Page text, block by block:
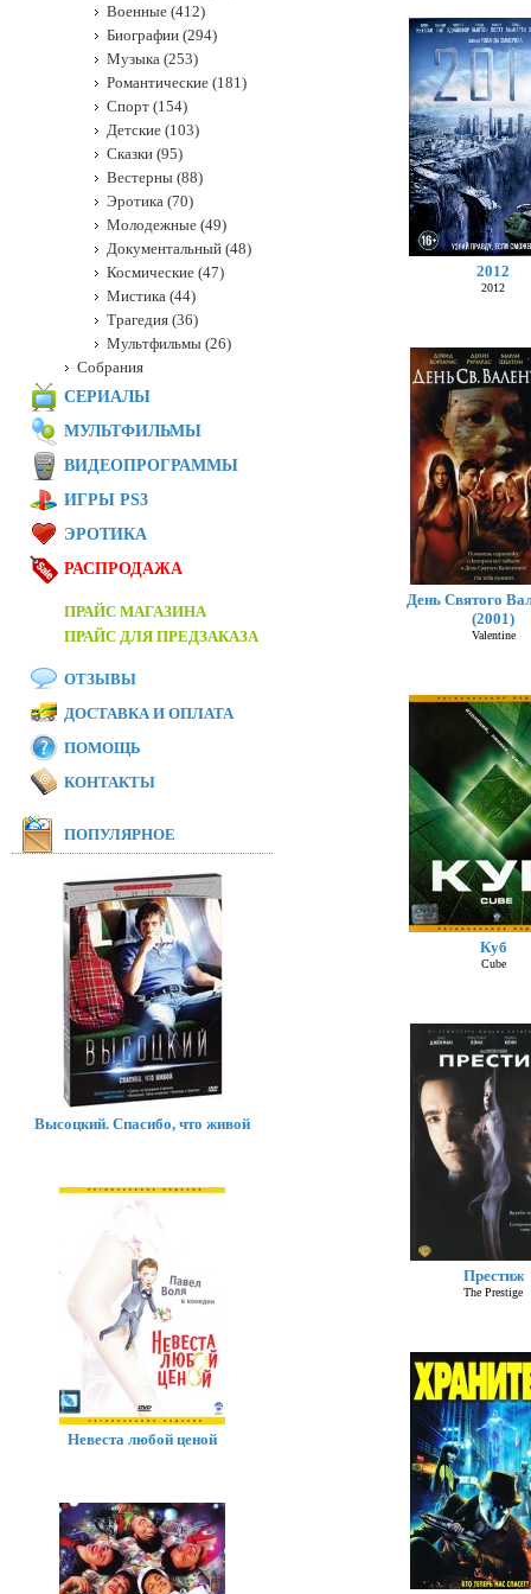
2012
2012
День Святого
(2001)
Valentine
Куб
Cube
Престиж
The Prestige
Военные (412)
Биографии (294)
Музыка (253)
Романтические (181)
Спорт (154)
Детские (103)
Сказки (95)
Вестерны (88)
Эротика (70)
Молодежные (49)
Документальный (48)
Космические (47)
Мистика (44)
Трагедия (36)
Мультфильмы (26)
Собрания
СЕРИАЛЫ
МУЛЬТФИЛЬМЫ
ВИДЕОПРОГРАММЫ
ИГРЫ PS3
ЭРОТИКА
РАСПРОДАЖА
ПРАЙС МАГАЗИНА
ПРАЙС ДЛЯ ПРЕДЗАКАЗА
ОТЗЫВЫ
ДОСТАВКА И ОПЛАТА
ПОМОЩЬ
КОНТАКТЫ
ПОПУЛЯРНОЕ
Высоцкий. Спасибо, что живой
Невеста любой ценой